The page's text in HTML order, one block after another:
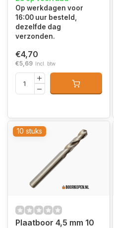
Op werkdagen voor
16:00 uur besteld,
dezelfde dag
verzonden.
€4,70
€5,69 Incl. btw
10 stuks
Plaatboor 4,5 mm 10